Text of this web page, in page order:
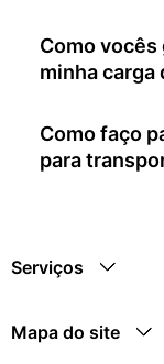
Como vocês
minha
Como faço
para
Serviços
Mapa do site